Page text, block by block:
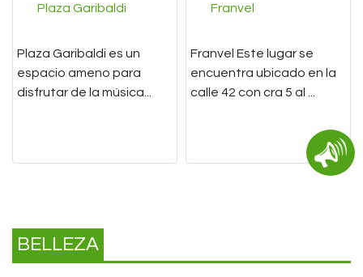
Plaza Garibaldi
Plaza Garibaldi es un
espacio ameno para
disfrutar de la música...
Franvel
Franvel Este lugar se
encuentra ubicado en la
calle 42 con cra 5 al ...
BELLEZA